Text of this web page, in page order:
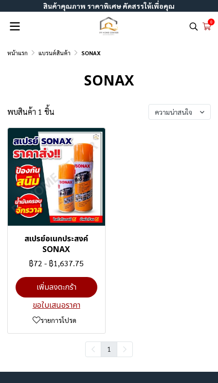
สินค้าคุณภาพ ราคาพิเศษ คัดสรรให้เพื่อคุณ
0
หน้าแรก แบรนด์สินค้า SONAX
SONAX
พบสินค้า 1 ชิ้น ความน่าสนใจ
สเปรย์อเนกประสงค์
SONAX
฿72 - ฿1,637.75
เพิ่มลงตะกร้า
ขอใบเสนอราคา
รายการโปรด
1